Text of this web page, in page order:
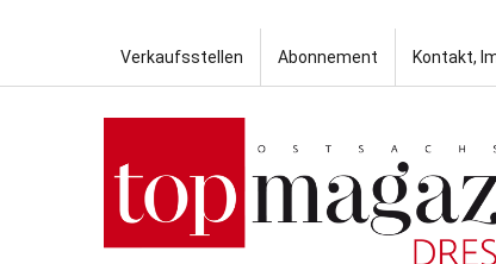
Verkaufsstellen Abonnement Kontakt,